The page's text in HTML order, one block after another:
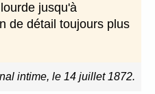
jusqu'à
de détail toujours plus
intime, le 14 juillet 1872.